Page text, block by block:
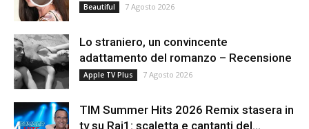
Beautiful 7 Agosto 2026
Lo straniero, un convincente
adattamento del romanzo – Recensione
Apple TV Plus 7 Agosto 2026
TIM Summer Hits 2026 Remix stasera in
tv su Rai1: scaletta e cantanti del...